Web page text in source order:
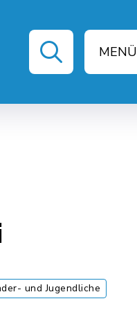
MENÜ
und Jugendliche